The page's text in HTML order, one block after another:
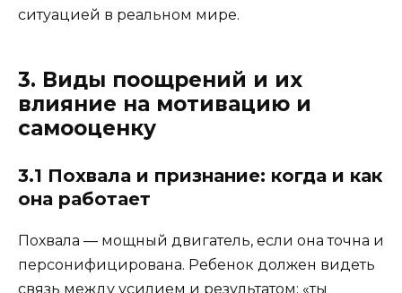
ситуацией в реальном мире.
3. Виды поощрений и их
влияние на мотивацию и
самооценку
3.1 Похвала и признание: когда и как
она работает
Похвала — мощный двигатель, если она точна и
персонифицирована. Ребенок должен видеть
связь между усилием и результатом: «ты